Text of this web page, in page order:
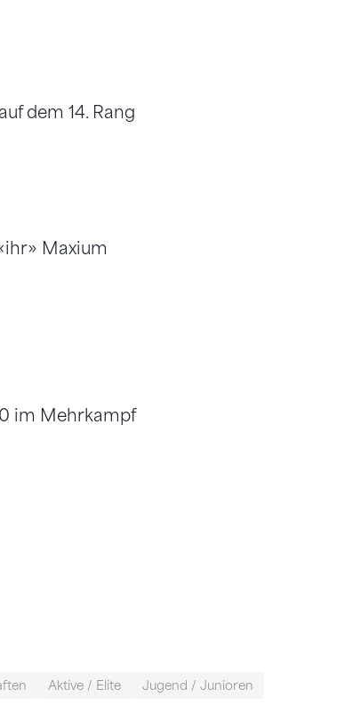
dem 14. Rang
Maxium
im Mehrkampf
Aktive / Elite Jugend / Junioren